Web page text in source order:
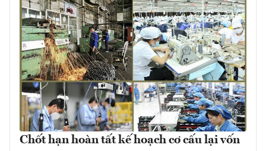
Chốt hạn hoàn tất kế hoạch cơ cấu lại vốn